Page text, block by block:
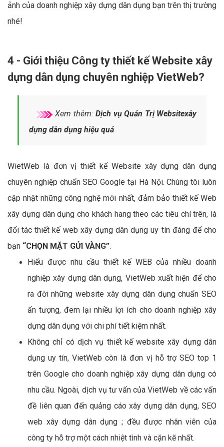
ảnh của doanh nghiệp xây dựng dân dụng bạn trên thị trường
nhé!
4 - Giới thiệu Công ty thiết kế Website xây
dựng dân dụng chuyên nghiệp VietWeb?
Xem thêm:Dịch vụ Quản Trị Websitexây
dựng dân dụng hiệu quả
WietWeb là đơn vị thiết kế Website xây dựng dân dụng
chuyên nghiệp chuẩn SEO Google tại Hà Nội. Chúng tôi luôn
cập nhật những công nghệ mới nhất, đảm bảo thiết kế Web
xây dựng dân dụng cho khách hang theo các tiêu chí trên, là
đối tác thiết kế web xây dựng dân dụng uy tín đáng để cho
bạn “CHỌN MẶT GỬI VÀNG”.
Hiểu được nhu cầu thiết kế WEB của nhiều doanh
nghiệp xây dựng dân dụng, VietWeb xuất hiện để cho
ra đời những website xây dựng dân dụng chuẩn SEO
ấn tượng, đem lại nhiều lợi ích cho doanh nghiệp xây
dựng dân dụng với chi phí tiết kiệm nhất.
Không chỉ có dịch vụ thiết kế website xây dựng dân
dụng uy tín, VietWeb còn là đơn vị hỗ trợ SEO top 1
trên Google cho doanh nghiệp xây dựng dân dụng có
nhu cầu. Ngoài, dịch vụ tư vấn của VietWeb về các vấn
đề liên quan đến quảng cáo xây dựng dân dụng, SEO
web xây dựng dân dụng ; đều được nhân viên của
công ty hỗ trợ một cách nhiệt tình và cặn kẽ nhất.